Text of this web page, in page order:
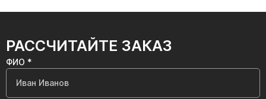
РАССЧИТАЙТЕ ЗАКАЗ
ФИО *